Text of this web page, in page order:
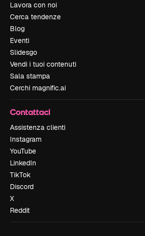
Lavora con noi
Cerca tendenze
Blog
Eventi
Slidesgo
Vendi i tuoi contenuti
Sala stampa
Cerchi magnific.ai
Contattaci
Assistenza clienti
Instagram
YouTube
LinkedIn
TikTok
Discord
X
Reddit